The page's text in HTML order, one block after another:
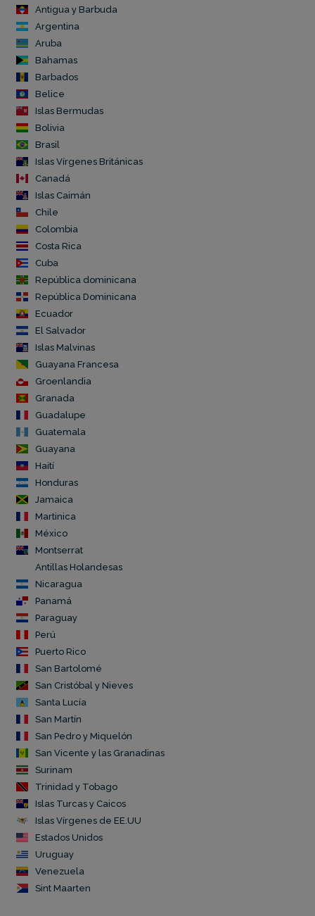
Antigua y Barbuda
Argentina
Aruba
Bahamas
Barbados
Belice
Islas Bermudas
Bolivia
Brasil
Islas Vírgenes Británicas
Canadá
Islas Caimán
Chile
Colombia
Costa Rica
Cuba
República dominicana
República Dominicana
Ecuador
El Salvador
Islas Malvinas
Guayana Francesa
Groenlandia
Granada
Guadalupe
Guatemala
Guayana
Haití
Honduras
Jamaica
Martinica
México
Montserrat
Antillas Holandesas
Nicaragua
Panamá
Paraguay
Perú
Puerto Rico
San Bartolomé
San Cristóbal y Nieves
Santa Lucía
San Martín
San Pedro y Miquelón
San Vicente y las Granadinas
Surinam
Trinidad y Tobago
Islas Turcas y Caicos
Islas Vírgenes de EE.UU
Estados Unidos
Uruguay
Venezuela
Sint Maarten